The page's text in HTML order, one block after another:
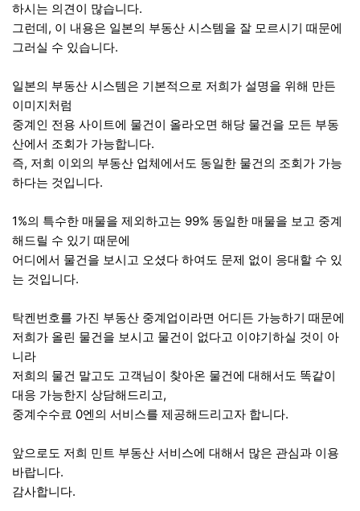
하시는 의견이 많습니다.
그런데, 이 내용은 일본의 부동산 시스템을 잘 모르시기 때문에
그러실 수 있습니다.
일본의 부동산 시스템은 기본적으로 저희가 설명을 위해 만든
이미지처럼
중계인 전용 사이트에 물건이 올라오면 해당 물건을 모든 부동
산에서 조회가 가능합니다.
즉, 저희 이외의 부동산 업체에서도 동일한 물건의 조회가 가능
하다는 것입니다.
1%의 특수한 매물을 제외하고는 99% 동일한 매물을 보고 중계
해드릴 수 있기 때문에
어디에서 물건을 보시고 오셨다 하여도 문제 없이 응대할 수 있
는 것입니다.
탁켄번호를 가진 부동산 중계업이라면 어디든 가능하기 때문에
저희가 올린 물건을 보시고 물건이 없다고 이야기하실 것이 아
니라
저희의 물건 말고도 고객님이 찾아온 물건에 대해서도 똑같이
대응 가능한지 상담해드리고,
중계수수료 0엔의 서비스를 제공해드리고자 합니다.
앞으로도 저희 민트 부동산 서비스에 대해서 많은 관심과 이용
바랍니다.
감사합니다.